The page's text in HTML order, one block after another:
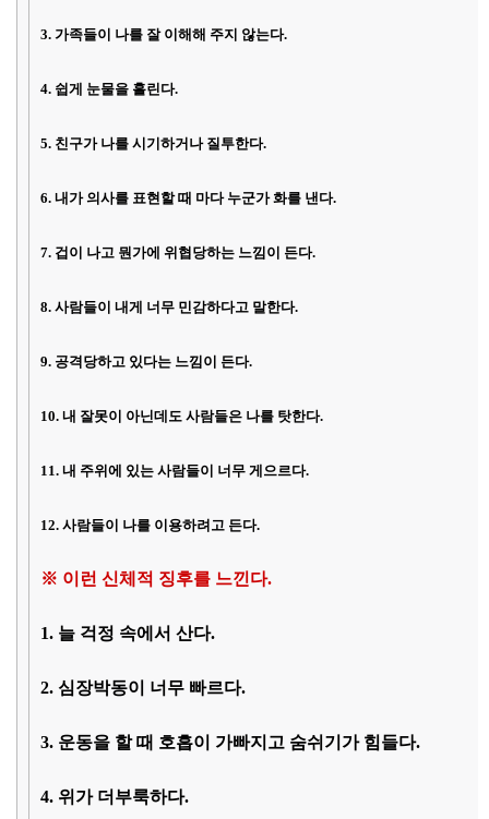
3. 가족들이 나를 잘 이해해 주지 않는다.
4. 쉽게 눈물을 흘린다.
5. 친구가 나를 시기하거나 질투한다.
6. 내가 의사를 표현할 때 마다 누군가 화를 낸다.
7. 겁이 나고 뭔가에 위협당하는 느낌이 든다.
8. 사람들이 내게 너무 민감하다고 말한다.
9. 공격당하고 있다는 느낌이 든다.
10. 내 잘못이 아닌데도 사람들은 나를 탓한다.
11. 내 주위에 있는 사람들이 너무 게으르다.
12. 사람들이 나를 이용하려고 든다.
※ 이런 신체적 징후를 느낀다.
1. 늘 걱정 속에서 산다.
2. 심장박동이 너무 빠르다.
3. 운동을 할 때 호흡이 가빠지고 숨쉬기가 힘들다.
4. 위가 더부룩하다.